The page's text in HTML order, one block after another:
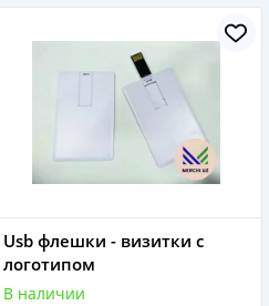
Usb флешки - визитки с
логотипом
В наличии